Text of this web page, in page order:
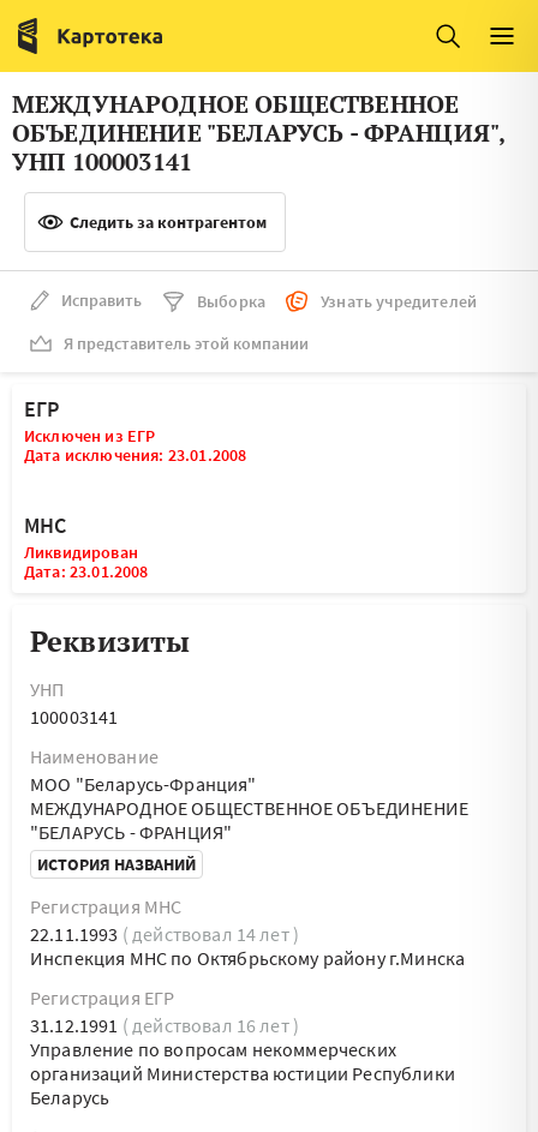
Италия
Люксембург
Литва
Латвия
Македония
Нидерланды
Словения
Франция
Финляндия
МЕЖДУНАРОДНОЕ ОБЩЕСТВЕННОЕ
ОБЪЕДИНЕНИЕ "БЕЛАРУСЬ - ФРАНЦИЯ",
УНП 100003141
Следить за контрагентом
Исправить Выборка
Узнать учредителей
Я представитель этой компании
ЕГР
Исключен из ЕГР
Дата исключения: 23.01.2008
МНС
Ликвидирован
Дата: 23.01.2008
Реквизиты
УНП
100003141
Наименование
МОО "Беларусь-Франция"
МЕЖДУНАРОДНОЕ ОБЩЕСТВЕННОЕ ОБЪЕДИНЕНИЕ
"БЕЛАРУСЬ - ФРАНЦИЯ"
ИСТОРИЯ НАЗВАНИЙ
Регистрация МНС
22.11.1993 ( действовал 14 лет )
Инспекция МНС по Октябрьскому району г.Минска
Регистрация ЕГР
31.12.1991 ( действовал 16 лет )
Управление по вопросам некоммерческих
организаций Министерства юстиции Республики
Беларусь